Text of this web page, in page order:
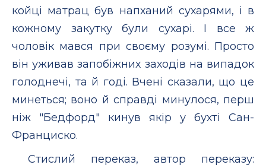
койці матрац був напханий сухарями, і в
кожному закутку були сухарі. I все ж
чоловік мався при своєму розумі. Просто
він уживав запобіжних заходів на випадок
голоднечі, та й годі. Вчені сказали, що це
минеться; воно й справді минулося, перш
ніж "Бедфорд" кинув якір у бухті Сан-
Франциско.
Стислий переказ, автор переказу: